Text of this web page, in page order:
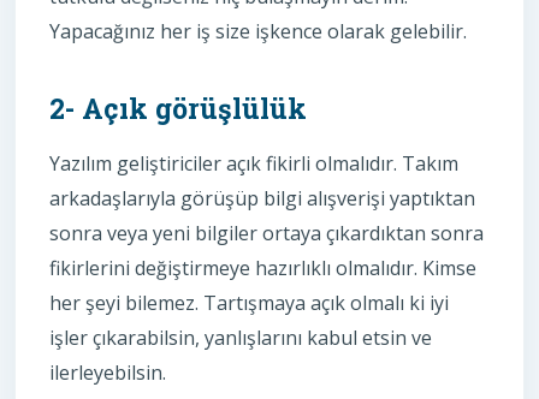
Yapacağınız her iş size işkence olarak gelebilir.
2- Açık görüşlülük
Yazılım geliştiriciler açık fikirli olmalıdır. Takım
arkadaşlarıyla görüşüp bilgi alışverişi yaptıktan
sonra veya yeni bilgiler ortaya çıkardıktan sonra
fikirlerini değiştirmeye hazırlıklı olmalıdır. Kimse
her şeyi bilemez. Tartışmaya açık olmalı ki iyi
işler çıkarabilsin, yanlışlarını kabul etsin ve
ilerleyebilsin.